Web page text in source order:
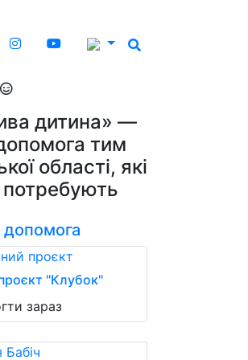
дитина» —
тим
області, які
потребують
допомога
"Клубок"
зараз